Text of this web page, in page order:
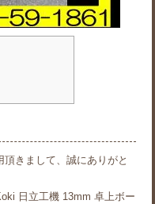
きまして、誠にありがと
日立工機 13mm 卓上ボー